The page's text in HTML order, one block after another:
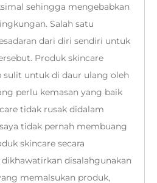
sehingga mengebabkan
Salah satu
dari diri sendiri untuk
Produk skincare
sulit untuk di daur ulang oleh
perlu kemasan yang baik
tidak rusak didalam
tidak pernah membuang
skincare secara
disalahgunakan
memalsukan produk,